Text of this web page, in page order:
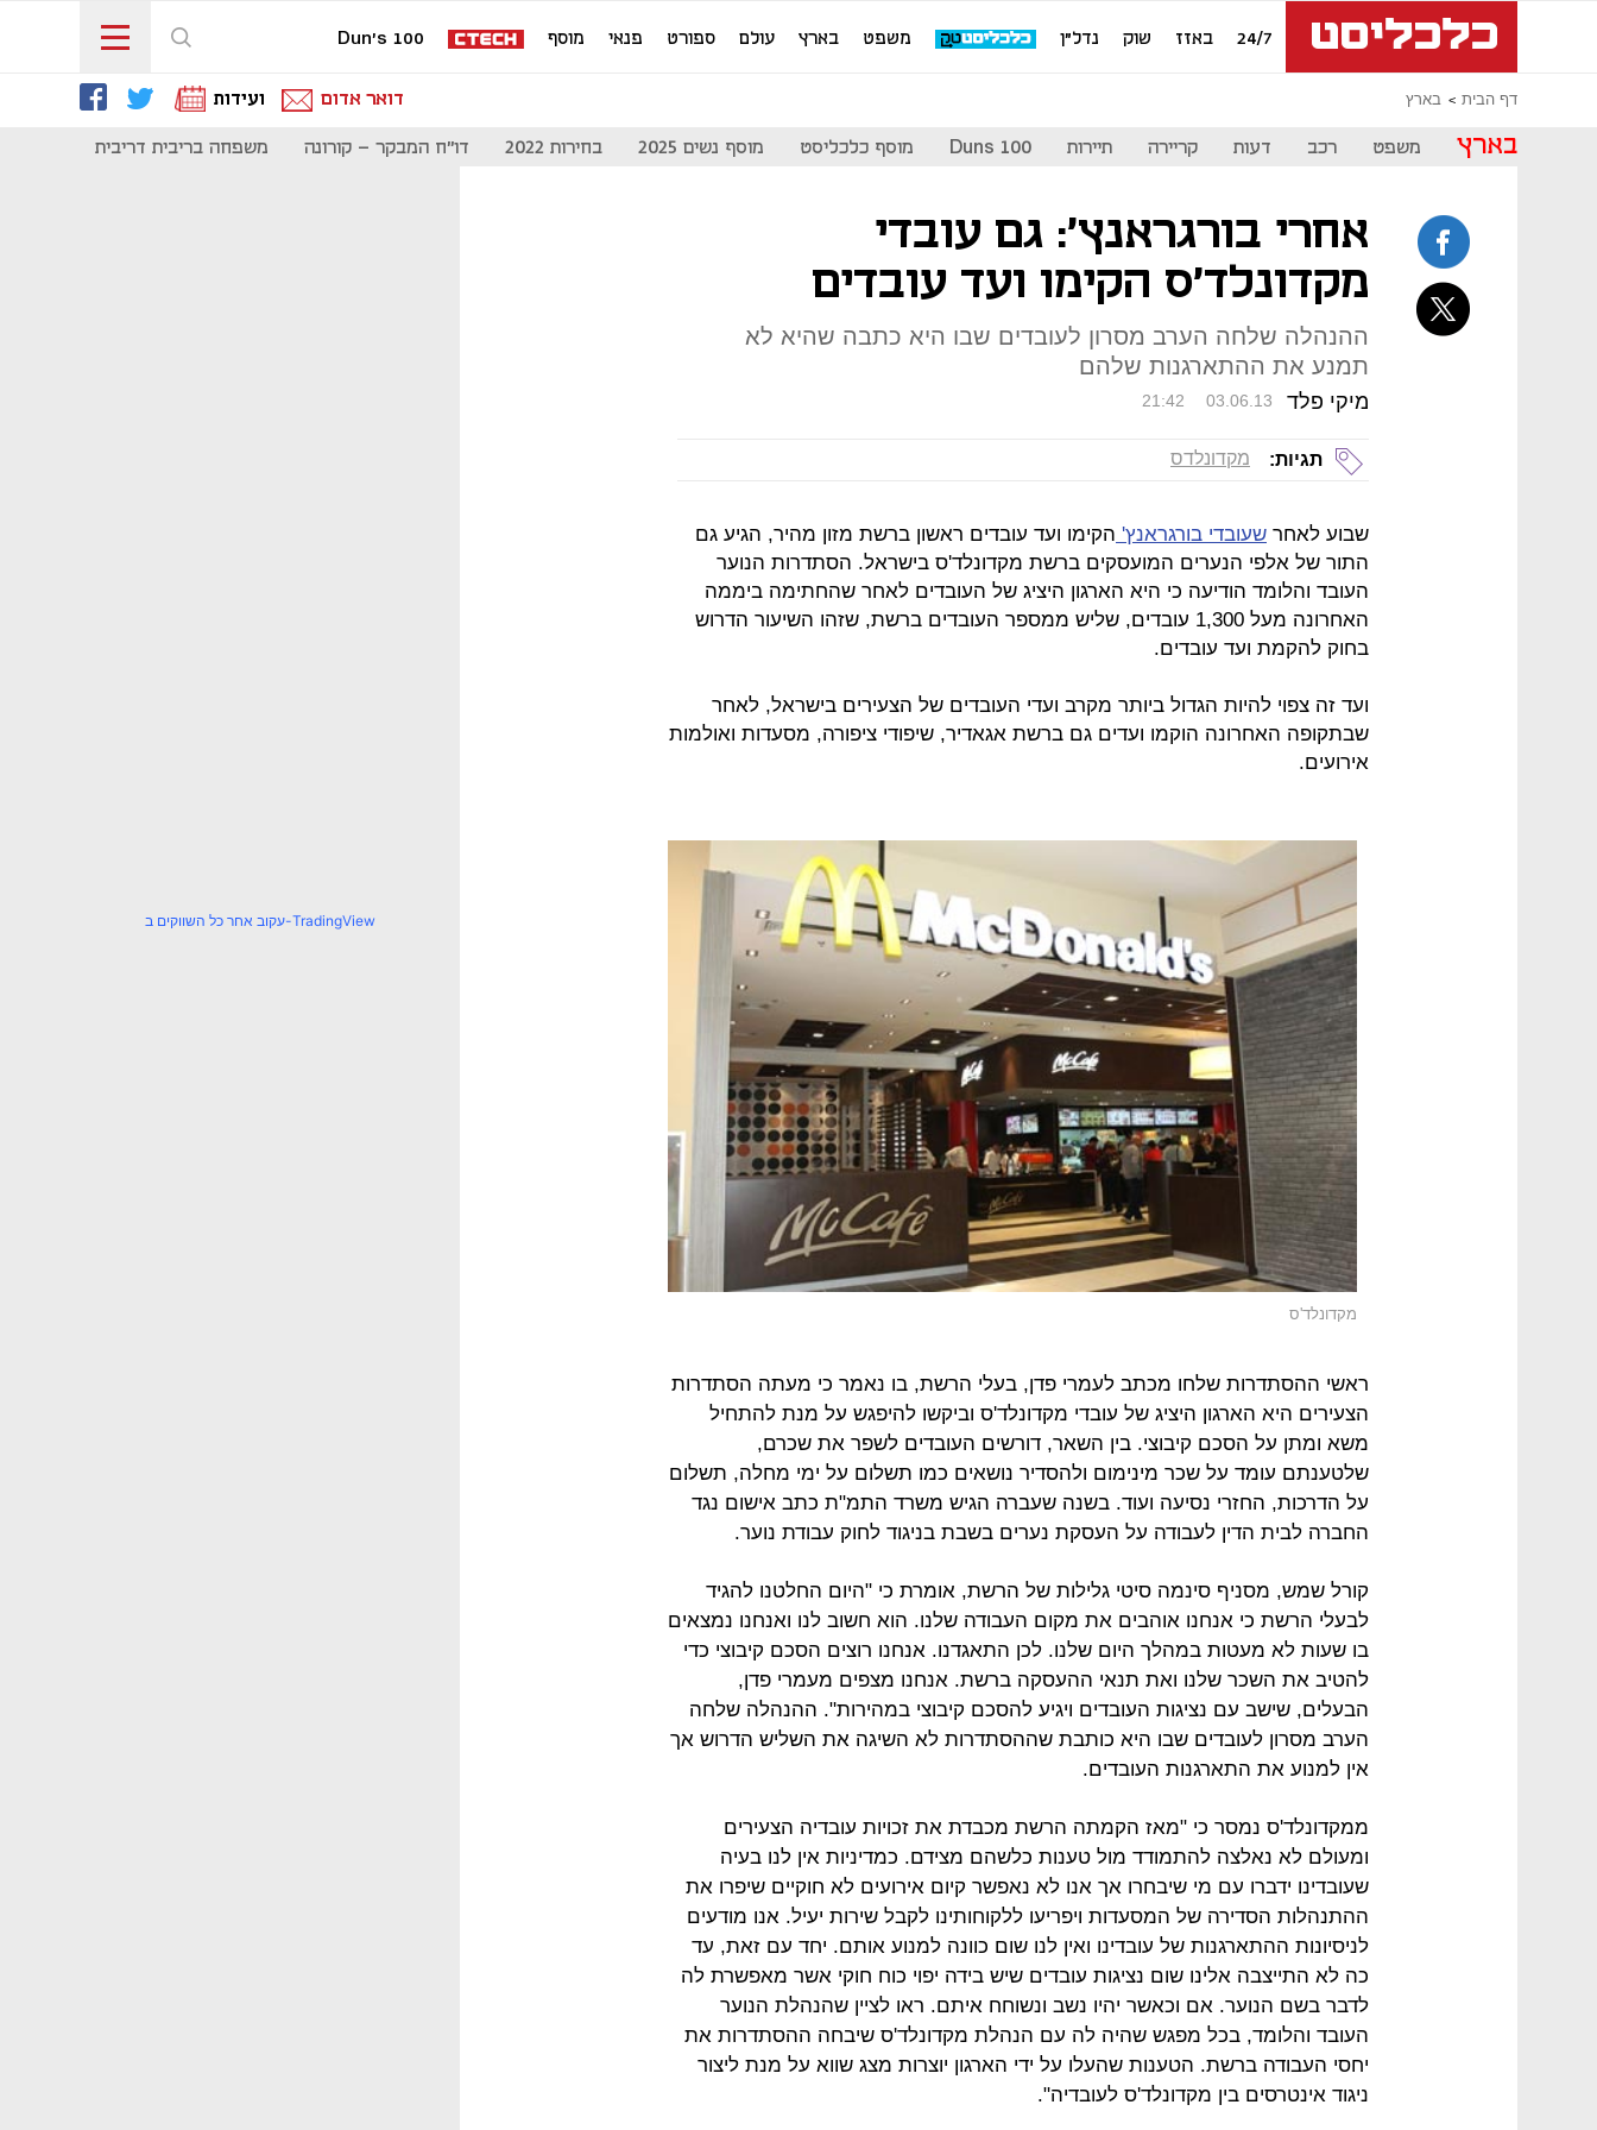
24/7 באזז שוק נדל"ן משפט בארץ עולם ספורט פנאי מוסף Dun's 100
דף הבית בארץ דואר אדום ועידות
בארץ משפט רכב דעות קריירה תיירות Duns 100 מוסף כלכליסט מוסף נשים 2025 בחירות 2022 דו"ח המבקר - קורונה משפחה בריבית דריבית
אחרי בורגראנץ': גם עובדי
מקדונלד'ס הקימו ועד עובדים
ההנהלה שלחה הערב מסרון לעובדים שבו היא כתבה שהיא לא
תמנע את ההתארגנות שלהם
מיקי פלד 21:42 03.06.13
תגיות: מקדונלדס
שבוע לאחר שעובדי בורגראנץ' הקימו ועד עובדים ראשון ברשת מזון מהיר, הגיע גם
התור של אלפי הנערים המועסקים ברשת מקדונלד'ס בישראל. הסתדרות הנוער
העובד והלומד הודיעה כי היא הארגון היציג של העובדים לאחר שהחתימה ביממה
האחרונה מעל 1,300 עובדים, שליש ממספר העובדים ברשת, שזהו השיעור הדרוש
בחוק להקמת ועד עובדים.
ועד זה צפוי להיות הגדול ביותר מקרב ועדי העובדים של הצעירים בישראל, לאחר
שבתקופה האחרונה הוקמו ועדים גם ברשת אגאדיר, שיפודי ציפורה, מסעדות ואולמות
אירועים.
מקדונלד'ס
ראשי ההסתדרות שלחו מכתב לעמרי פדן, בעלי הרשת, בו נאמר כי מעתה הסתדרות
הצעירים היא הארגון היציג של עובדי מקדונלד'ס וביקשו להיפגש על מנת להתחיל
משא ומתן על הסכם קיבוצי. בין השאר, דורשים העובדים לשפר את שכרם,
שלטענתם עומד על שכר מינימום ולהסדיר נושאים כמו תשלום על ימי מחלה, תשלום
על הדרכות, החזרי נסיעה ועוד. בשנה שעברה הגיש משרד התמ"ת כתב אישום נגד
החברה לבית הדין לעבודה על העסקת נערים בשבת בניגוד לחוק עבודת נוער.
קורל שמש, מסניף סינמה סיטי גלילות של הרשת, אומרת כי "היום החלטנו להגיד
לבעלי הרשת כי אנחנו אוהבים את מקום העבודה שלנו. הוא חשוב לנו ואנחנו נמצאים
בו שעות לא מעטות במהלך היום שלנו. לכן התאגדנו. אנחנו רוצים הסכם קיבוצי כדי
להטיב את השכר שלנו ואת תנאי ההעסקה ברשת. אנחנו מצפים מעמרי פדן,
הבעלים, שישב עם נציגות העובדים ויגיע להסכם קיבוצי במהירות". ההנהלה שלחה
הערב מסרון לעובדים שבו היא כותבת שההסתדרות לא השיגה את השליש הדרוש אך
אין למנוע את התארגנות העובדים.
ממקדונלד'ס נמסר כי "מאז הקמתה הרשת מכבדת את זכויות עובדיה הצעירים
ומעולם לא נאלצה להתמודד מול טענות כלשהם מצידם. כמדיניות אין לנו בעיה
שעובדינו ידברו עם מי שיבחרו אך אנו לא נאפשר קיום אירועים לא חוקיים שיפרו את
ההתנהלות הסדירה של המסעדות ויפריעו ללקוחותינו לקבל שירות יעיל. אנו מודעים
לניסיונות ההתארגנות של עובדינו ואין לנו שום כוונה למנוע אותם. יחד עם זאת, עד
כה לא התייצבה אלינו שום נציגות עובדים שיש בידה יפוי כוח חוקי אשר מאפשרת לה
לדבר בשם הנוער. אם וכאשר יהיו נשב ונשוחח איתם. ראו לציין שהנהלת הנוער
העובד והלומד, בכל מפגש שהיה לה עם הנהלת מקדונלד'ס שיבחה ההסתדרות את
יחסי העבודה ברשת. הטענות שהעלו על ידי הארגון יוצרות מצג שווא על מנת ליצור
ניגוד אינטרסים בין מקדונלד'ס לעובדיה".
עקוב אחר כל השווקים ב-TradingView